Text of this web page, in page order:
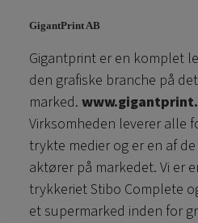
varianter.
Mulighederne
kan
vælges
varesiden
GigantPrint AB
Gigantprint er en komplet
den grafiske branche på
marked.
Virksomheden leverer alle
trykte medier og er en af
aktører på markedet. Vi er
trykkeriet Stibo Complete
et supermarked inden for